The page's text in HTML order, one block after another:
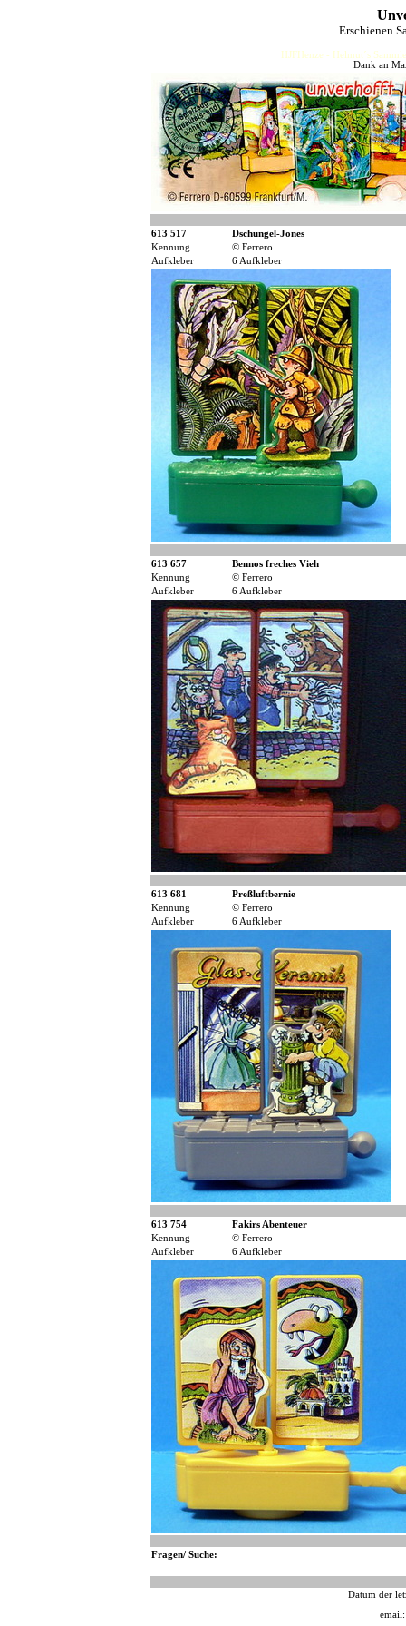
Erschienen
HJFHenze - Helmut´s
Dank an
613 517
Dschungel-Jones
Kennung
© Ferrero
Aufkleber
6 Aufkleber
613 657
Bennos freches Vieh
Kennung
© Ferrero
Aufkleber
6 Aufkleber
613 681
Preßluftbernie
Kennung
© Ferrero
Aufkleber
6 Aufkleber
613 754
Fakirs Abenteuer
Kennung
© Ferrero
Aufkleber
6 Aufkleber
Fragen/ Suche:
Datum der